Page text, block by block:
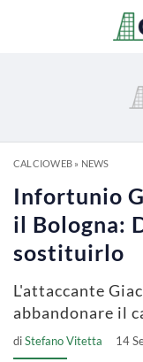
CALCIOWEB» NEWS
Infortunio
il Bologna:
sostituirlo
L'attaccante
abbandonare il
diStefano Vitetta 14